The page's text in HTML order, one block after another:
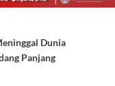
Dunia
Panjang